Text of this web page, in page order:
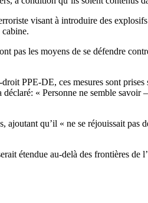
visant à introduire des
cabine.
pas les moyens de se défendre
PPE-DE, ces mesures sont
« Personne ne semble
qu’il « ne se réjouissait
étendue au-delà des frontières de